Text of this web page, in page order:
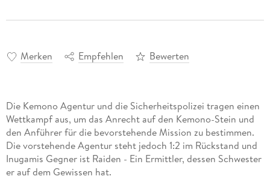
Merken Empfehlen Bewerten
Die Kemono Agentur und die Sicherheitspolizei tragen einen
Wettkampf aus, um das Anrecht auf den Kemono-Stein und
den Anführer für die bevorstehende Mission zu bestimmen.
Die vorstehende Agentur steht jedoch 1:2 im Rückstand und
Inugamis Gegner ist Raiden - Ein Ermittler, dessen Schwester
er auf dem Gewissen hat.